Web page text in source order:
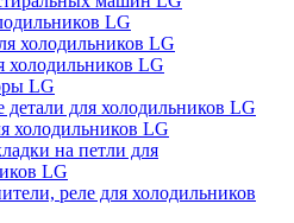
LG
холодильников LG
холодильников LG
LG
для холодильников LG
холодильников LG
на петли для
LG
реле для холодильников